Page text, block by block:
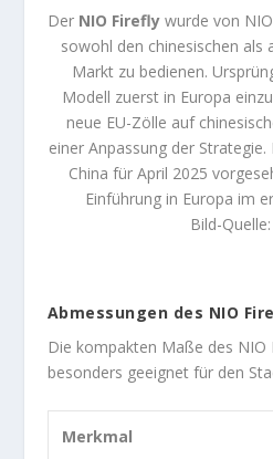
Der NIO Fireflywurde von
sowohl den chinesischen als
Markt zu bedienen.
Modell zuerst in Europa
neue EU-Zölle auf
einer Anpassung der
China für April 2025
Einführung in Europa im
Bild-
Abmessungen des NIO
Die kompakten Maße des NIO
besonders geeignet für den
Merkmal